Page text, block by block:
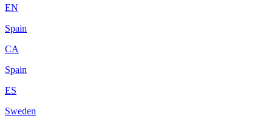
EN
Spain
CA
Spain
ES
Sweden